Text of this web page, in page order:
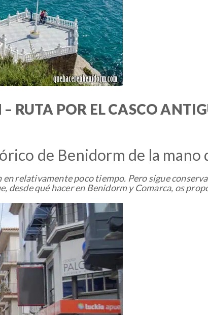
RUTA POR EL CASCO
de Benidorm de la mano
relativamente poco tiempo. Pero sigue
desde qué hacer en Benidorm y Comarca, os